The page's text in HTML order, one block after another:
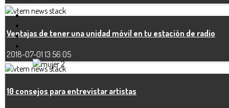
Ventajas de tener una unidad móvil en tu estación de radio
2018-07-01 13:56:05
10 consejos para entrevistar artistas